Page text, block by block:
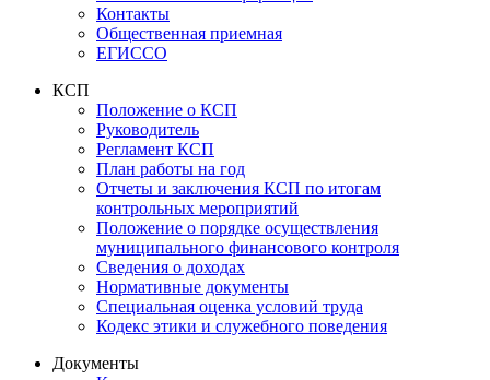
Контакты
Общественная приемная
ЕГИССО
КСП
Положение о КСП
Руководитель
Регламент КСП
План работы на год
Отчеты и заключения КСП по итогам
контрольных мероприятий
Положение о порядке осуществления
муниципального финансового контроля
Сведения о доходах
Нормативные документы
Специальная оценка условий труда
Кодекс этики и служебного поведения
Документы